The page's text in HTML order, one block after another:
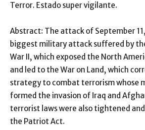
Terror. Estado super vigilante.
Abstract: The attack of September
biggest military attack suffered by
War II, which exposed the North
and led to the War on Land, which
strategy to combat terrorism whose
formed the invasion of Iraq and
terrorist laws were also tightened
the Patriot Act.